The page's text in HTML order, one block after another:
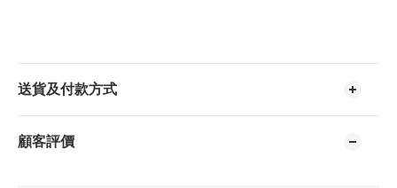
送貨及付款方式
顧客評價